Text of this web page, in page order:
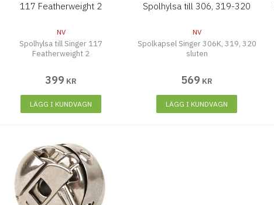
117 Featherweight 2
NV
Spolhylsa till Singer 117
Featherweight 2
399 KR
LÄGG I KUNDVAGN
Spolhylsa till 306, 319-320
NV
Spolkapsel Singer 306K, 319, 320
sluten
569 KR
LÄGG I KUNDVAGN